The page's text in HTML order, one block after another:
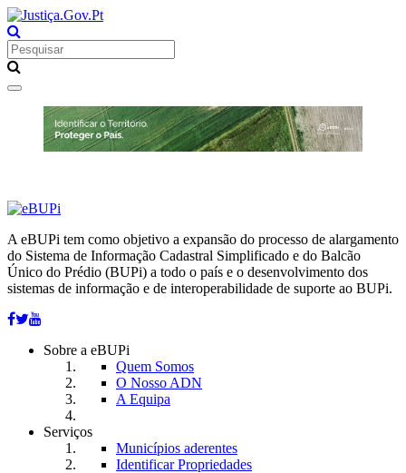
Toggle
navigation
A eBUPi tem como objetivo a expansão do processo de alargamento
do Sistema de Informação Cadastral Simplificado e do Balcão
Único do Prédio (BUPi) a todo o país e o desenvolvimento dos
sistemas de informação e de interoperabilidade de suporte ao BUPi.
Sobre a eBUPi
Quem Somos
O Nosso ADN
A Equipa
Serviços
Municípios aderentes
Identificar Propriedades